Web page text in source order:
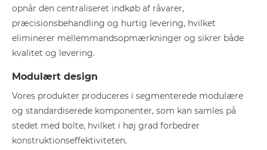
opnår den centraliseret indkøb af råvarer,
præcisionsbehandling og hurtig levering, hvilket
eliminerer mellemmandsopmærkninger og sikrer både
kvalitet og levering.
Modulært design
Vores produkter produceres i segmenterede modulære
og standardiserede komponenter, som kan samles på
stedet med bolte, hvilket i høj grad forbedrer
konstruktionseffektiviteten.